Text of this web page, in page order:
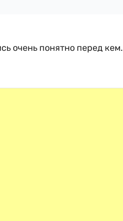
очень понятно перед кем.